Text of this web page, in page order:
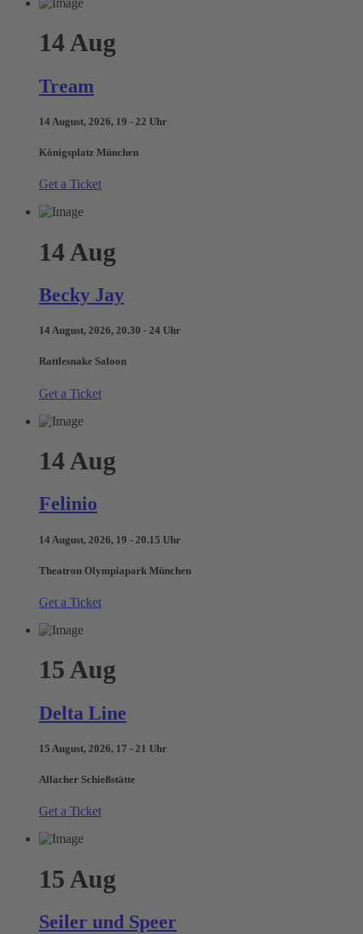
14Aug
Tream
14 August, 2026, 19 - 22 Uhr
Königsplatz München
Get a Ticket
14Aug
Becky Jay
14 August, 2026, 20.30 - 24 Uhr
Rattlesnake Saloon
Get a Ticket
14Aug
Felinio
14 August, 2026, 19 - 20.15 Uhr
Theatron Olympiapark München
Get a Ticket
15Aug
Delta Line
15 August, 2026, 17 - 21 Uhr
Allacher Schießstätte
Get a Ticket
15 Aug
Seiler und Speer